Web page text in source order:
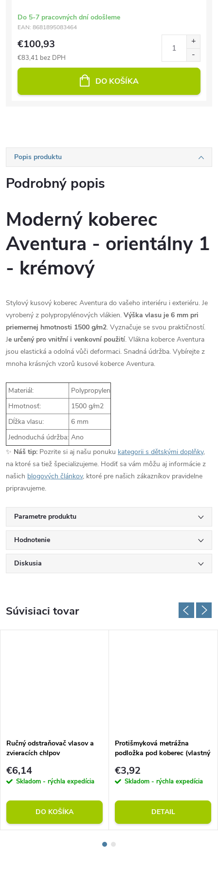
Do 5-7 pracovných dní odošleme
EAN: 8681895083464
€100,93
€83,41 bez DPH
DO KOŠÍKA
Popis produktu
Podrobný popis
Moderný koberec
Aventura - orientálny 1
- krémový
Stylový kusový koberec Aventura do vašeho interiéru i exteriéru. Je
vyrobený z polypropylénových vlákien. Výška vlasu je 6 mm pri
priemernej hmotnosti 1500 g/m2. Vyznačuje se svou praktičností.
Je určený pro vnitřní i venkovní použití. Vlákna koberce Aventura
jsou elastická a odolná vůči deformaci. Snadná údržba. Vybírejte z
mnoha krásných vzorů kusové koberce Aventura.
Materiál:
Polypropylen
Hmotnosť:
1500 g/m2
Dĺžka vlasu:
6 mm
Jednoduchá údržba: Ano
✨ Náš tip: Pozrite si aj našu ponuku kategorii s dětskými doplňky,
na ktoré sa tiež špecializujeme. Hodiť sa vám môžu aj informácie z
našich blogových článkov, ktoré pre našich zákazníkov pravidelne
pripravujeme.
Parametre produktu
Hodnotenie
Diskusia
Súvisiaci tovar
Ručný odstraňovač vlasov a
zvieracích chlpov
€6,14
Skladom - rýchla expedícia
DO KOŠÍKA
Protišmyková metrážna
podložka pod koberec (vlastný
€3,92
Skladom - rýchla expedícia
DETAIL